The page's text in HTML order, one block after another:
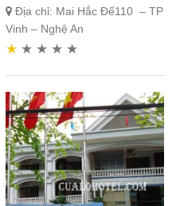
Địa chỉ: Mai Hắc Đế110 – TP
Vinh – Nghệ An
★ ★ ★ ★ ★